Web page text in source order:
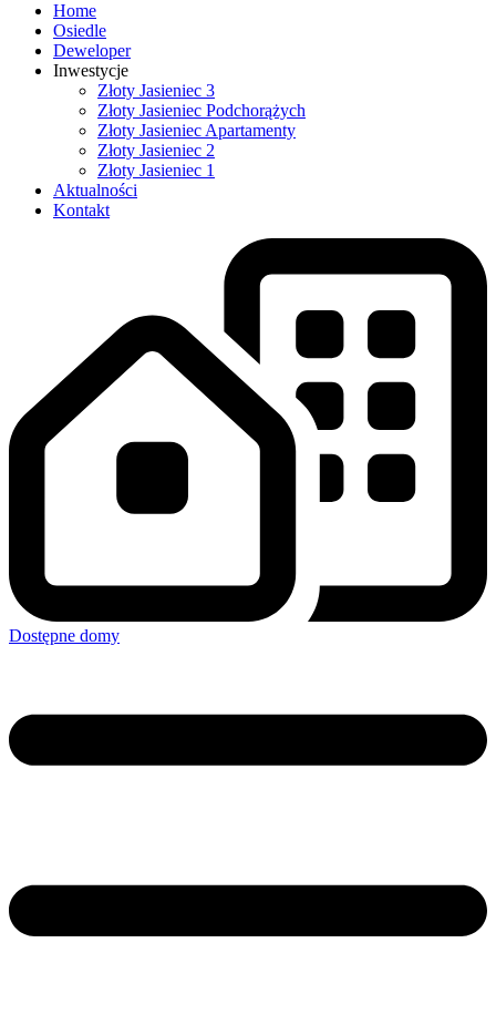
Home
Osiedle
Deweloper
Inwestycje
Złoty Jasieniec 3
Złoty Jasieniec Podchorążych
Złoty Jasieniec Apartamenty
Złoty Jasieniec 2
Złoty Jasieniec 1
Aktualności
Kontakt
Dostępne domy